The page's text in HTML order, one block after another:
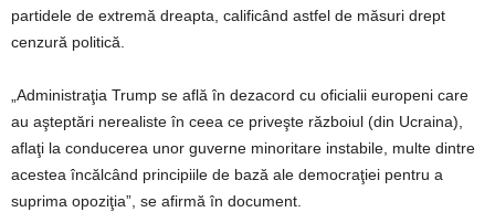
partidele de extremă dreapta, calificând astfel de măsuri drept
cenzură politică.
„Administraţia Trump se află în dezacord cu oficialii europeni care
au aşteptări nerealiste în ceea ce priveşte războiul (din Ucraina),
aflaţi la conducerea unor guverne minoritare instabile, multe dintre
acestea încălcând principiile de bază ale democraţiei pentru a
suprima opoziţia”, se afirmă în document.